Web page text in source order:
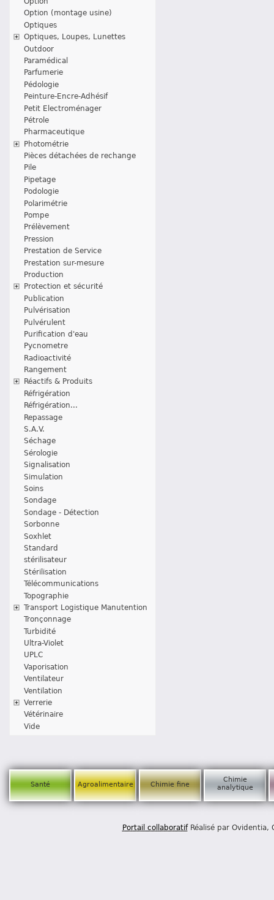
Option (montage usine)
Optiques
Optiques, Loupes, Lunettes
Outdoor
Paramédical
Parfumerie
Pédologie
Peinture-Encre-Adhésif
Petit Electroménager
Pétrole
Pharmaceutique
Photométrie
Pièces détachées de rechange
Pile
Pipetage
Podologie
Polarimétrie
Pompe
Prélèvement
Pression
Prestation de Service
Prestation sur-mesure
Production
Protection et sécurité
Publication
Pulvérisation
Pulvérulent
Purification d'eau
Pycnometre
Radioactivité
Rangement
Réactifs & Produits
Réfrigération
Réfrigération...
Repassage
S.A.V.
Séchage
Sérologie
Signalisation
Simulation
Soins
Sondage
Sondage - Détection
Sorbonne
Soxhlet
Standard
stérilisateur
Stérilisation
Télécommunications
Topographie
Transport Logistique Manutention
Tronçonnage
Turbidité
Ultra-Violet
UPLC
Vaporisation
Ventilateur
Ventilation
Verrerie
Vétérinaire
Vide
Santé Agroalimentaire Chimie fine
Chimie
analytique
Portail collaboratifRéalisé par Ovidentia,